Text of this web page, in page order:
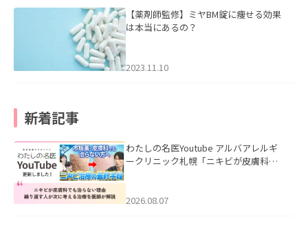
【薬剤師監修】ミヤBM錠に痩せる効果
は本当にあるの？
2023.11.10
新着記事
わたしの名医Youtube アルバアレルギ
ークリニック札幌「ニキビが皮膚科で
ました。
2026.08.07